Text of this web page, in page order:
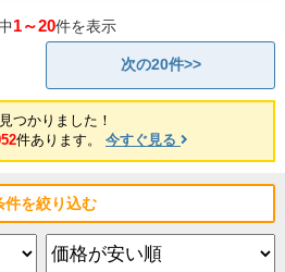
1～20件を表示
次の20件>>
見つかりました！
件あります。 今すぐ見る
件を絞り込む